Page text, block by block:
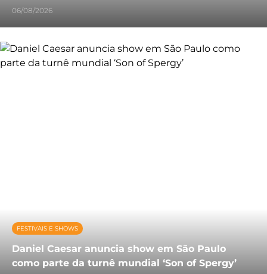
06/08/2026
FESTIVAIS E SHOWS
Daniel Caesar anuncia show em São Paulo
como parte da turnê mundial ‘Son of Spergy’